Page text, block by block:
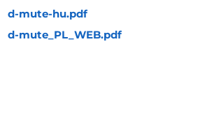
d-mute-hu.pdf
d-mute_PL_WEB.pdf